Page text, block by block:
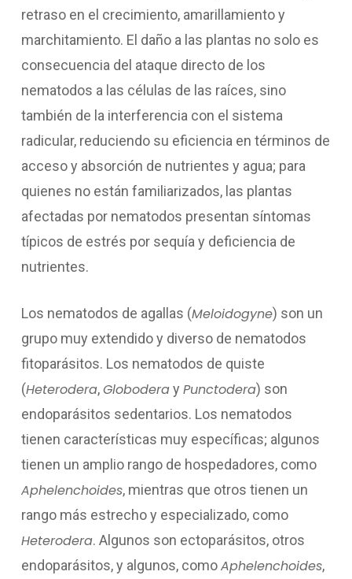
retraso en el crecimiento, amarillamiento y
marchitamiento. El daño a las plantas no solo es
consecuencia del ataque directo de los
nematodos a las células de las raíces, sino
también de la interferencia con el sistema
radicular, reduciendo su eficiencia en términos de
acceso y absorción de nutrientes y agua; para
quienes no están familiarizados, las plantas
afectadas por nematodos presentan síntomas
típicos de estrés por sequía y deficiencia de
nutrientes.
Los nematodos de agallas (Meloidogyne) son un
grupo muy extendido y diverso de nematodos
fitoparásitos. Los nematodos de quiste
(Heterodera,GloboderayPunctodera) son
endoparásitos sedentarios. Los nematodos
tienen características muy específicas; algunos
tienen un amplio rango de hospedadores, como
Aphelenchoides, mientras que otros tienen un
rango más estrecho y especializado, como
Heterodera. Algunos son ectoparásitos, otros
endoparásitos, y algunos, comoAphelenchoides,